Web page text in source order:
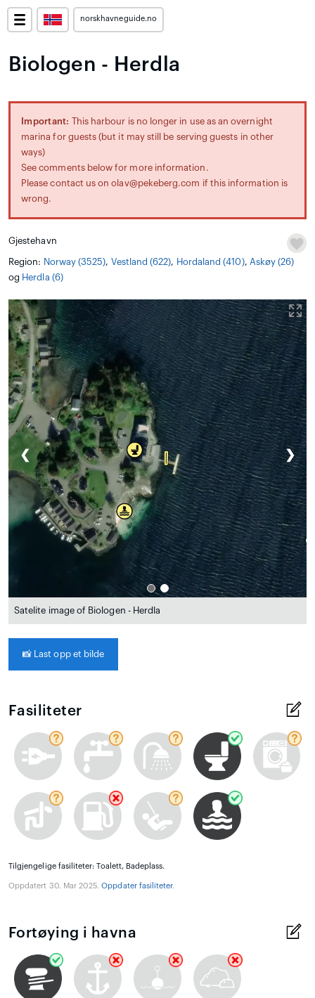
norskhavneguide.no
Biologen - Herdla
Important: This harbour is no longer in use as an overnight
marina for guests (but it may still be serving guests in other
ways)
See comments below for more information.
Please contact us on olav@pekeberg.com if this information is
wrong.
Gjestehavn
Region: Norway (3525), Vestland (622), Hordaland (410), Askøy (26)
og Herdla (6)
❮ ❯
Satelite image of Biologen - Herdla
📸 Last opp et bilde
Fasiliteter
Tilgjengelige fasiliteter: Toalett, Badeplass.
Oppdatert 30. Mar 2025.Oppdater fasiliteter.
Fortøying i havna